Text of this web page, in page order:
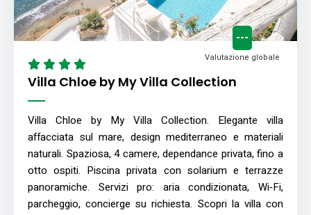
Villa Chloe by My Villa Collection
---
Valutazione globale
Villa Chloe by My Villa Collection. Elegante villa
affacciata sul mare, design mediterraneo e materiali
naturali. Spaziosa, 4 camere, dependance privata, fino a
otto ospiti. Piscina privata con solarium e terrazze
panoramiche. Servizi pro: aria condizionata, Wi‑Fi,
parcheggio, concierge su richiesta. Scopri la villa con